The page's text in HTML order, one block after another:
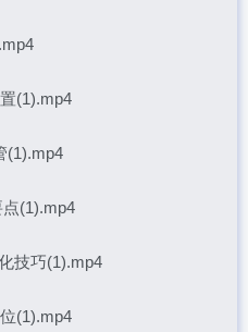
(1).mp4
(1).mp4
(1).mp4
技巧(1).mp4
(1).mp4